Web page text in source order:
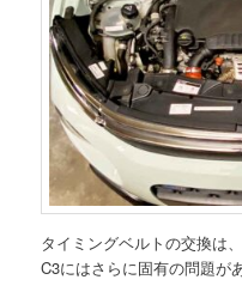
タイミングベルトの交換は
C3にはさらに固有の問題が